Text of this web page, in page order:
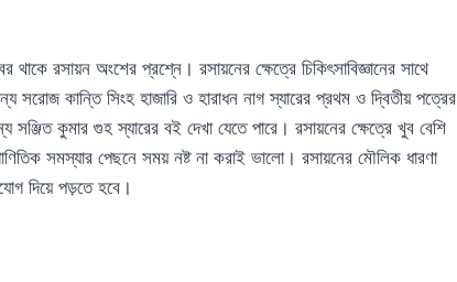
রসায়ন অংশের প্রশ্নে। রসায়নের ক্ষেত্রে চিকিৎসাবিজ্ঞানের সাথে
সরোজ কান্তি সিংহ হাজারি ও হারাধন নাগ স্যারের প্রথম ও দ্বিতীয় পত্রের
কুমার গুহ স্যারের বই দেখা যেতে পারে। রসায়নের ক্ষেত্রে খুব বেশি
সমস্যার পেছনে সময় নষ্ট না করাই ভালো। রসায়নের মৌলিক ধারণা
দিয়ে পড়তে হবে।